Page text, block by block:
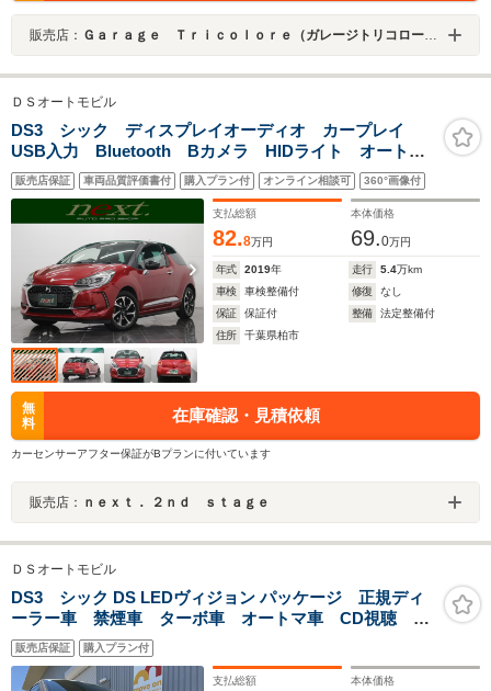
販売店： Ｇａｒａｇｅ Ｔｒｉｃｏｌｏｒｅ（ガレージトリコロール）
ＤＳオートモビル
DS3 シック ディスプレイオーディオ カープレイ
USB入力 Bluetooth Bカメラ HIDライト オートラ
イト LEDテールランプ 純正アルミホイール アクテ
ィブシティブレーキ クルコン オートエアコン パド
ルシフト
販売店保証 車両品質評価書付 購入プラン付 オンライン相談可 360°画像付
支払総額
82.8万円
本体価格
69.0万円
年式 2019年 走行 5.4万km
車検
車検整備付 修復
なし
保証
保証付 整備
法定整備付
住所
千葉県柏市
無
料
在庫確認・見積依頼
カーセンサーアフター保証がBプランに付いています
販売店： ｎｅｘｔ． ２ｎｄ ｓｔａｇｅ
ＤＳオートモビル
DS3 シック DS LEDヴィジョン パッケージ 正規ディ
ーラー車 禁煙車 ターボ車 オートマ車 CD視聴
Bluetoothオーディオ接続 ETC 衝突軽減装置 アイド
リングストップ 障害物センサー LEDヘッドライト
LEDフォグランプ
販売店保証 購入プラン付
支払総額 本体価格